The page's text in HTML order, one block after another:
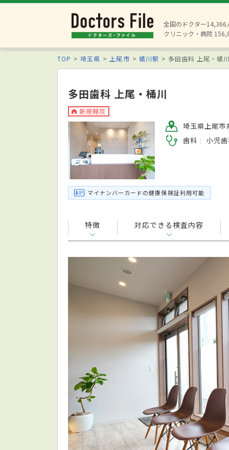
全国のドクター14,366
クリニック・病院
TOP 埼玉県 上尾市 桶川駅 多田歯科 上尾・桶
多田歯科 上尾・桶川
新規開院
埼玉県上尾
歯科
小児
マイナンバーカードの健康保険証利用可能
特徴 対応できる検査内容